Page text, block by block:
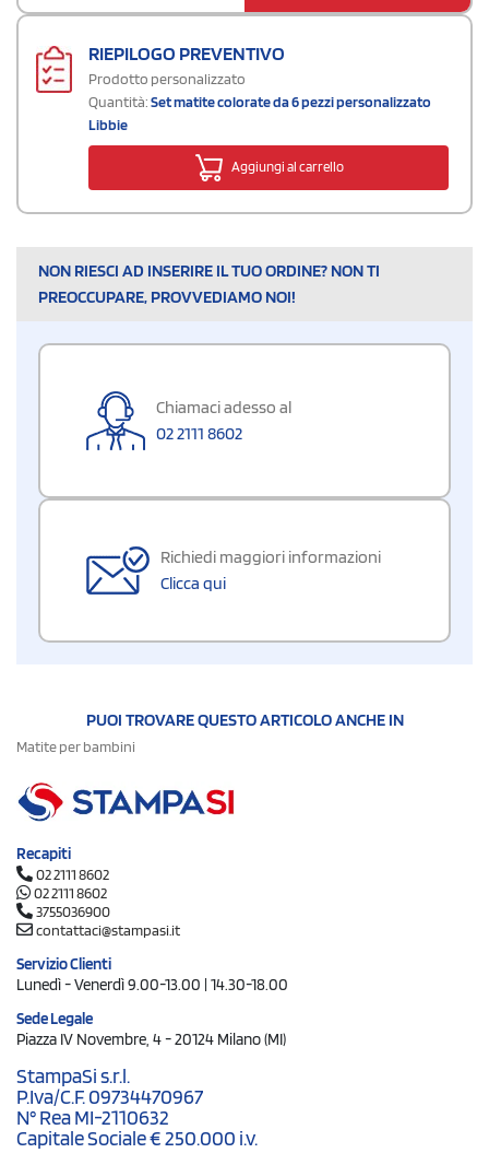
RIEPILOGO PREVENTIVO
Prodotto personalizzato
Quantità:Set matite colorate da 6 pezzi personalizzato
Libbie
Aggiungi al carrello
NON RIESCI AD INSERIRE IL TUO ORDINE? NON TI
PREOCCUPARE, PROVVEDIAMO NOI!
Chiamaci adesso al
02 2111 8602
Richiedi maggiori informazioni
Clicca qui
PUOI TROVARE QUESTO ARTICOLO ANCHE IN
Matite per bambini
Recapiti
02 2111 8602
02 2111 8602
3755036900
contattaci@stampasi.it
Servizio Clienti
Lunedì - Venerdì 9.00-13.00 | 14.30-18.00
Sede Legale
Piazza IV Novembre, 4 - 20124 Milano (MI)
StampaSi s.r.l.
P.Iva/C.F. 09734470967
N° Rea MI-2110632
Capitale Sociale € 250.000 i.v.